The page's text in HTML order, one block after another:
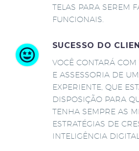
TELAS PARA SEREM
FUNCIONAIS.
SUCESSO DO
VOCÊ CONTARÁ
E ASSESSORIA DE
EXPERIENTE, QUE
DISPOSIÇÃO PARA
TENHA SEMPRE AS
ESTRATÉGIAS DE
INTELIGÊNCIA DIGITAL.